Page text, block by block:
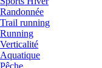
Randonnée
Trail running
Running
Verticalité
Aquatique
Pêche